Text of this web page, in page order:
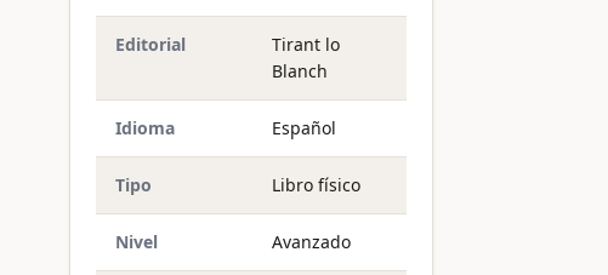
Editorial
Tirant lo
Blanch
Idioma Español
Tipo Libro físico
Nivel Avanzado